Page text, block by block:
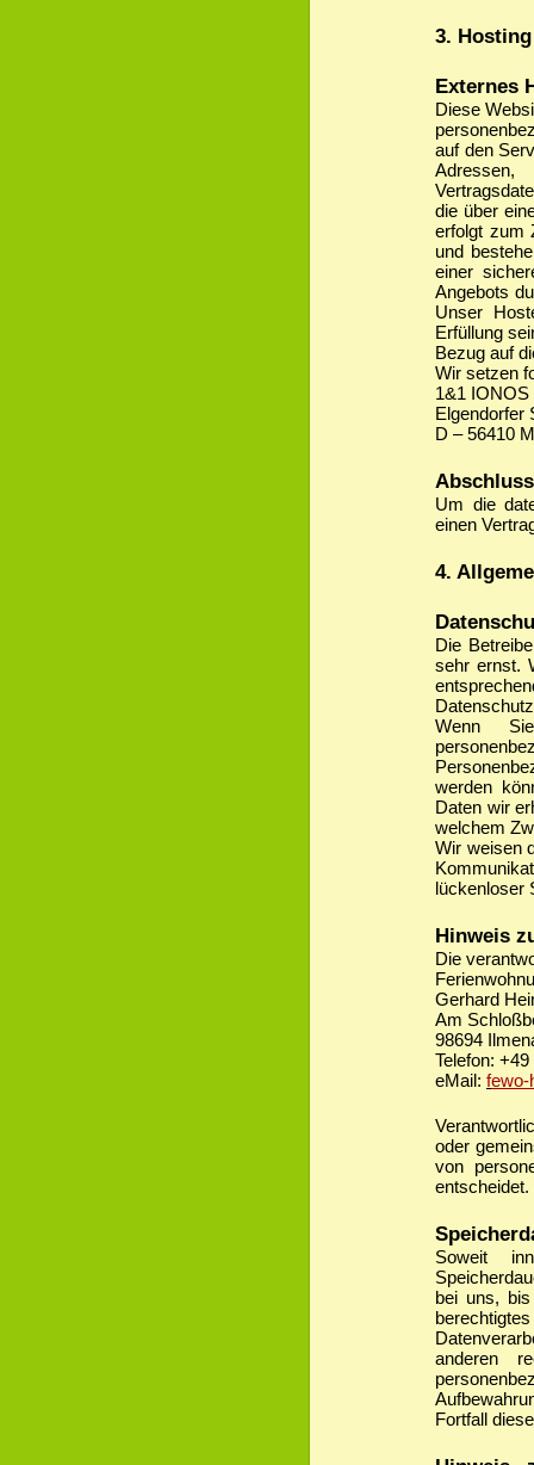
3.
Externes
Diese
auf den
die über
erfolgt zum
und
einer
Angebots
Unser
Erfüllung
Bezug auf
Wir setzen
1&1 IONOS
Elgendorfer
D – 56410
Um die
einen
4.
Die
sehr ernst.
Wenn
werden
Daten wir
welchem
Wir weisen
lückenloser
Hinweis
Die
Gerhard
Am
98694
Telefon:
eMail: fewo-
oder
von
entscheidet.
Soweit
bei uns,
anderen
Fortfall